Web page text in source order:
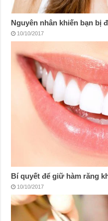
Nguyên nhân khiến bạn bị
10/10/2017
Bí quyết để giữ hàm răng
10/10/2017